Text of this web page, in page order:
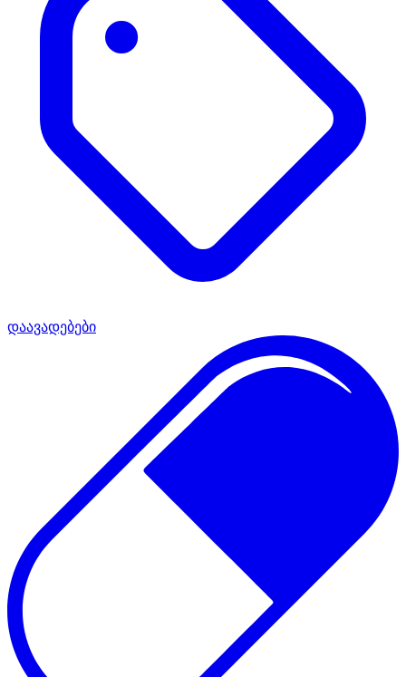
დაავადებები